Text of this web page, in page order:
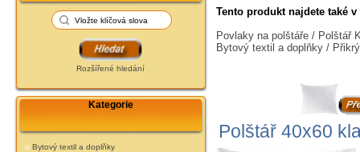
Rozšířené hledání
Kategorie
Bytový textil a doplňky
Tento produkt najdete také
Povlaky na polštáře / Polštář
Bytový textil a doplňky /
Polštář 40x60